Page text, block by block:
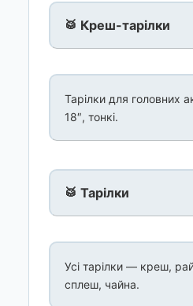
🥁 Креш-тарілки
Тарілки для головних
18″, тонкі.
🥁 Тарілки
Усі тарілки — креш,
сплеш, чайна.